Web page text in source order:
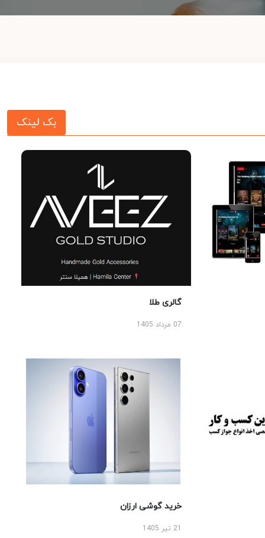
بک لینک
گالری طلا
07 مرداد 1405
خرید گوشی ارزان